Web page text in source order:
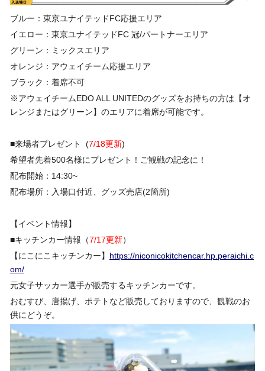
ブルー：東京ユナイテッドFC応援エリア
イエロー：東京ユナイテッドFC 冠/パートナーエリア
グリーン：ミックスエリア
オレンジ：アウェイチーム応援エリア
ブラック：着席不可
※アウェイチームEDO ALL UNITEDのグッズをお持ちの方は【オ
レンジまたはグリーン】のエリアに着席が可能です。
■来場者プレゼント (7/18更新)
希望者先着500名様にプレゼント！ご観戦の記念に！
配布開始：14:30~
配布場所：入場口付近、グッズ売店(2箇所)
【イベント情報】
■キッチンカー情報（7/17更新）
【にこにこキッチンカー】 https://niconicokitchencar.hp.peraichi.c
om/
元女子サッカー選手が販売するキッチンカーです。
おむすび、唐揚げ、ポテトなど販売しておりますので、観戦のお
供にどうぞ。